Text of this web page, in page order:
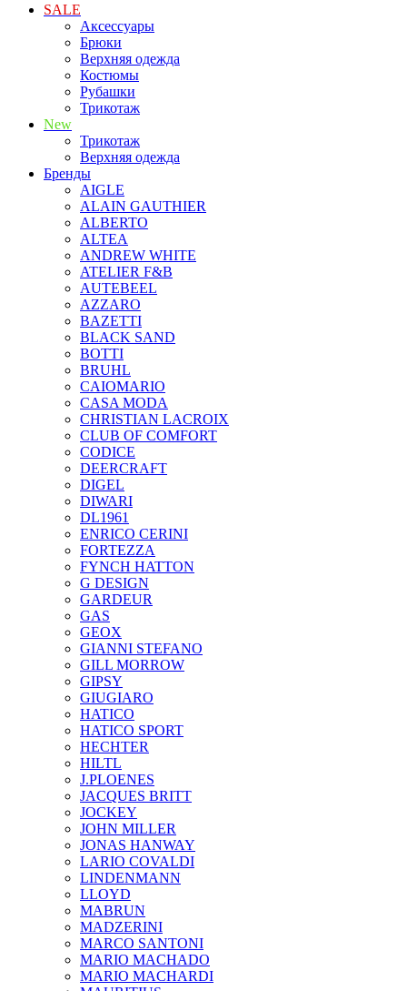
SALE
Аксессуары
Брюки
Верхняя одежда
Костюмы
Рубашки
Трикотаж
New
Трикотаж
Верхняя одежда
Бренды
AIGLE
ALAIN GAUTHIER
ALBERTO
ALTEA
ANDREW WHITE
ATELIER F&B
AUTEBEEL
AZZARO
BAZETTI
BLACK SAND
BOTTI
BRUHL
CAIOMARIO
CASA MODA
CHRISTIAN LACROIX
CLUB OF COMFORT
CODICE
DEERCRAFT
DIGEL
DIWARI
DL1961
ENRICO CERINI
FORTEZZA
FYNCH HATTON
G DESIGN
GARDEUR
GAS
GEOX
GIANNI STEFANO
GILL MORROW
GIPSY
GIUGIARO
HATICO
HATICO SPORT
HECHTER
HILTL
J.PLOENES
JAСQUES BRITT
JOCKEY
JOHN MILLER
JONAS HANWAY
LARIO COVALDI
LINDENMANN
LLOYD
MABRUN
MADZERINI
MARCO SANTONI
MARIO MACHADO
MARIO MACHARDI